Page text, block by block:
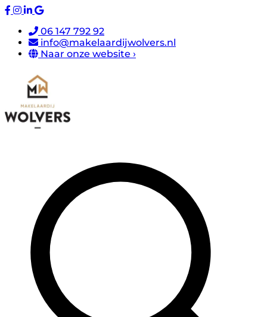
06 147 792 92
info@makelaardijwolvers.nl
Naar onze website ›